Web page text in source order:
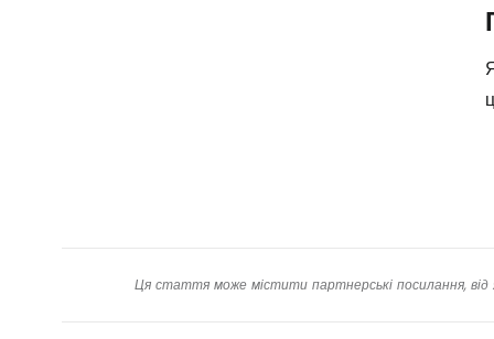
Ця стаття може містити партнерські посилання,